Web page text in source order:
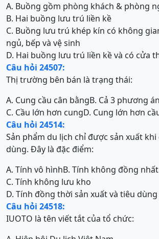
A. Buồng gồm phòng khách & phòng
B. Hai buồng lưu trú liền kề
C. Buồng lưu trú khép kín có không
ngủ, bếp và vệ sinh
D. Hai buồng lưu trú liền kề và có cửa
Câu hỏi 24507:
Thị trường bên bán là trạng thái:
A. Cung cầu cân bằngB. Cả 3 phương
C. Cầu lớn hơn cungD. Cung lớn hơn
Câu hỏi 24514:
Sản phẩm du lịch chỉ được sản xuất
dùng. Đây là đặc điểm:
A. Tính vô hìnhB. Tính không đồng nhất
C. Tính không lưu kho
D. Tính đồng thời sản xuất và tiêu dùng
Câu hỏi 24518:
IUOTO là tên viết tắt của tổ chức: